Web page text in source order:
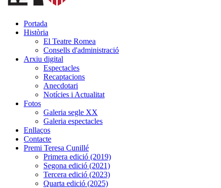
Portada
Història
El Teatre Romea
Consells d'administració
Arxiu digital
Espectacles
Recaptacions
Anecdotari
Notícies i Actualitat
Fotos
Galeria segle XX
Galeria espectacles
Enllaços
Contacte
Premi Teresa Cunillé
Primera edició (2019)
Segona edició (2021)
Tercera edició (2023)
Quarta edició (2025)